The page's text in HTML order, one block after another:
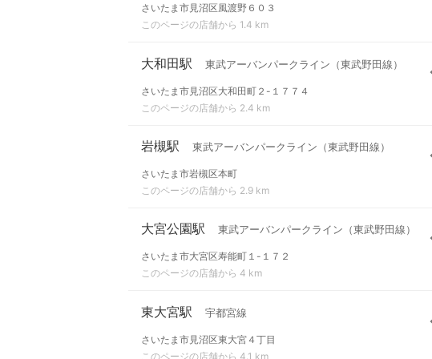
さいたま市見沼区風渡野６０３
このページの店舗から 1.4 km
大和田駅 東武アーバンパークライン（東武野田線）
さいたま市見沼区大和田町２-１７７４
このページの店舗から 2.4 km
岩槻駅 東武アーバンパークライン（東武野田線）
さいたま市岩槻区本町
このページの店舗から 2.9 km
大宮公園駅 東武アーバンパークライン（東武野田線）
さいたま市大宮区寿能町１-１７２
このページの店舗から 4 km
東大宮駅 宇都宮線
さいたま市見沼区東大宮４丁目
このページの店舗から 4.1 km